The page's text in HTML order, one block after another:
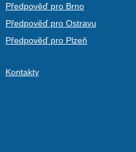
Předpověď pro Brno
Předpověď pro Ostravu
Předpověď pro Plzeň
Kontakty